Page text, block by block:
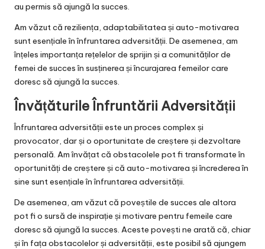
au permis să ajungă la succes.
Am văzut că reziliența, adaptabilitatea și auto-motivarea
sunt esențiale în înfruntarea adversității. De asemenea, am
înțeles importanța rețelelor de sprijin și a comunităților de
femei de succes în susținerea și încurajarea femeilor care
doresc să ajungă la succes.
Învățăturile Înfruntării Adversității
Înfruntarea adversității este un proces complex și
provocator, dar și o oportunitate de creștere și dezvoltare
personală. Am învățat că obstacolele pot fi transformate în
oportunități de creștere și că auto-motivarea și încrederea în
sine sunt esențiale în înfruntarea adversității.
De asemenea, am văzut că poveștile de succes ale altora
pot fi o sursă de inspirație și motivare pentru femeile care
doresc să ajungă la succes. Aceste povești ne arată că, chiar
și în fața obstacolelor și adversității, este posibil să ajungem